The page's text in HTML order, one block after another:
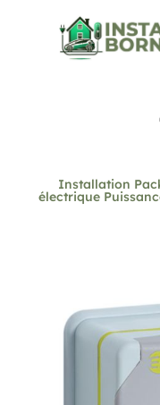
Installation
électrique